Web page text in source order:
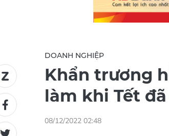
DOANH NGHIỆP
Khẩn trương
làm khi Tết
08/12/2022 02:48